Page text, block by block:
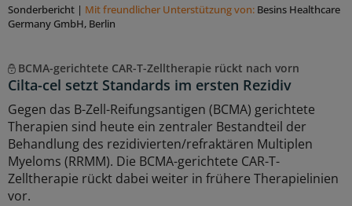
Sonderbericht | Mit freundlicher Unterstützung von: Besins Healthcare
Germany GmbH, Berlin
BCMA-gerichtete CAR-T-Zelltherapie rückt nach vorn
Cilta-cel setzt Standards im ersten Rezidiv
Gegen das B-Zell-Reifungsantigen (BCMA) gerichtete
Therapien sind heute ein zentraler Bestandteil der
Behandlung des rezidivierten/refraktären Multiplen
Myeloms (RRMM). Die BCMA-gerichtete CAR-T-
Zelltherapie rückt dabei weiter in frühere Therapielinien
vor.